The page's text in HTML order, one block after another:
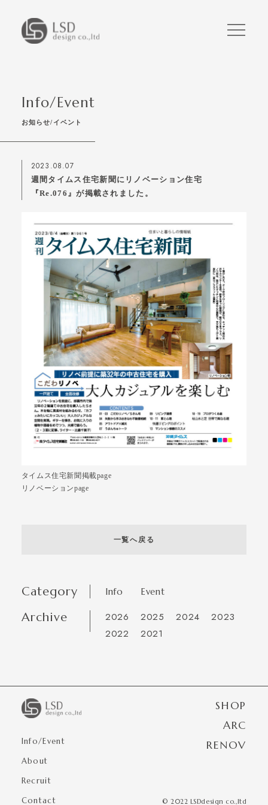
Info/Event
お知らせ/イベント
2023.08.07
週間タイムス住宅新聞にリノベーション住宅
『Re.076』が掲載されました。
タイムス住宅新聞掲載page
リノベーションpage
一覧へ戻る
Category Info Event
Archive 2026 2025 2024
2023
2022
2021
Info/Event
About
Recruit
Contact
SHOP
ARC
RENOV
© 2022 LSDdesign co.,ltd